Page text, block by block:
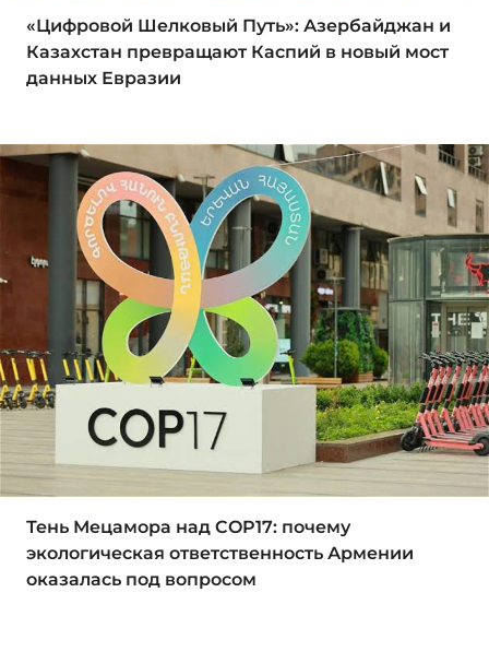
«Цифровой Шелковый Путь»: Азербайджан и
Казахстан превращают Каспий в новый мост
данных Евразии
Тень Мецамора над COP17: почему
экологическая ответственность Армении
оказалась под вопросом